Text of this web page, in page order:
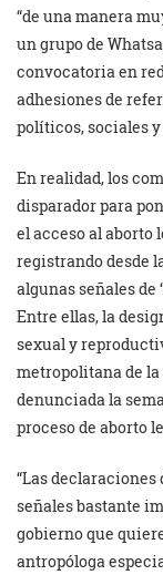
“de una manera
un grupo de
convocatoria en
adhesiones de
políticos, sociales
En realidad, los
disparador para
el acceso al aborto
registrando desde
algunas señales de
Entre ellas, la
sexual y
metropolitana de
denunciada la
proceso de aborto
“Las
señales bastante
gobierno que
antropóloga